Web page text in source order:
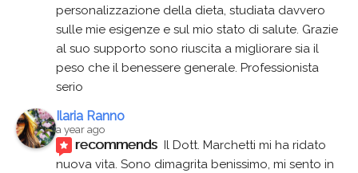
personalizzazione della dieta, studiata davvero
sulle mie esigenze e sul mio stato di salute. Grazie
al suo supporto sono riuscita a migliorare sia il
peso che il benessere generale. Professionista
serio
Ilaria Ranno
a year ago
recommends
Il Dott. Marchetti mi ha ridato
nuova vita. Sono dimagrita benissimo, mi sento in